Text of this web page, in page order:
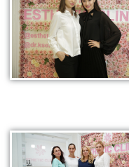
Лазерная
CANDELA
женщин.
Лазерная
CANDELA
Нити APTOS -